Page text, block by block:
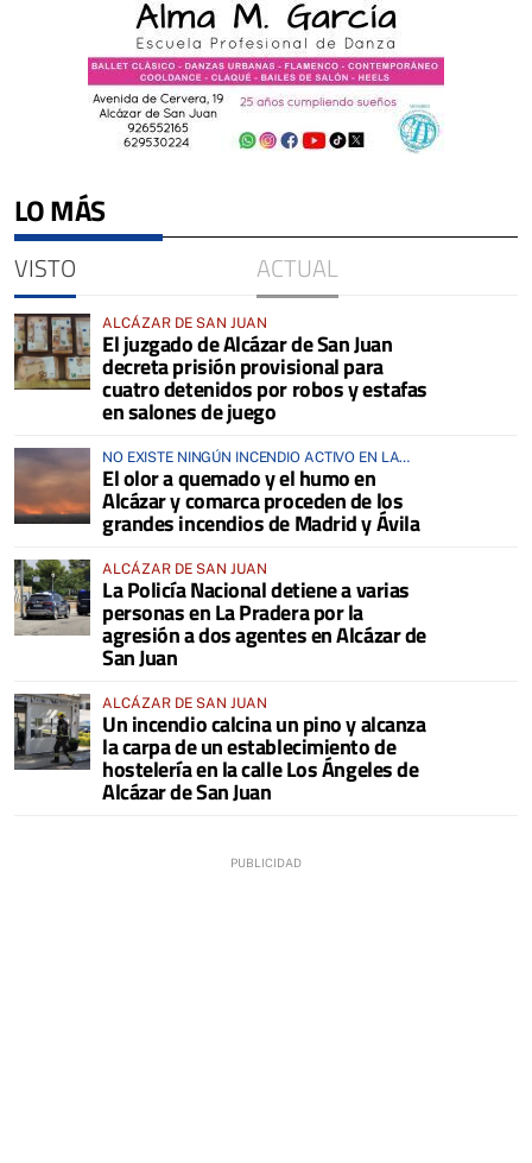
LO MÁS
VISTO ACTUAL
ALCÁZAR DE SAN JUAN
El juzgado de Alcázar de San Juan
decreta prisión provisional para
cuatro detenidos por robos y estafas
en salones de juego
NO EXISTE NINGÚN INCENDIO ACTIVO EN LA
COMARCA
El olor a quemado y el humo en
Alcázar y comarca proceden de los
grandes incendios de Madrid y Ávila
ALCÁZAR DE SAN JUAN
La Policía Nacional detiene a varias
personas en La Pradera por la
agresión a dos agentes en Alcázar de
San Juan
ALCÁZAR DE SAN JUAN
Un incendio calcina un pino y alcanza
la carpa de un establecimiento de
hostelería en la calle Los Ángeles de
Alcázar de San Juan